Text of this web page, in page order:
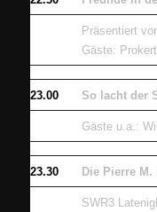
Präsentiert
Gäste:
23.00 So lacht der
Gäste u.a.:
23.30 Die Pierre M.
SWR3